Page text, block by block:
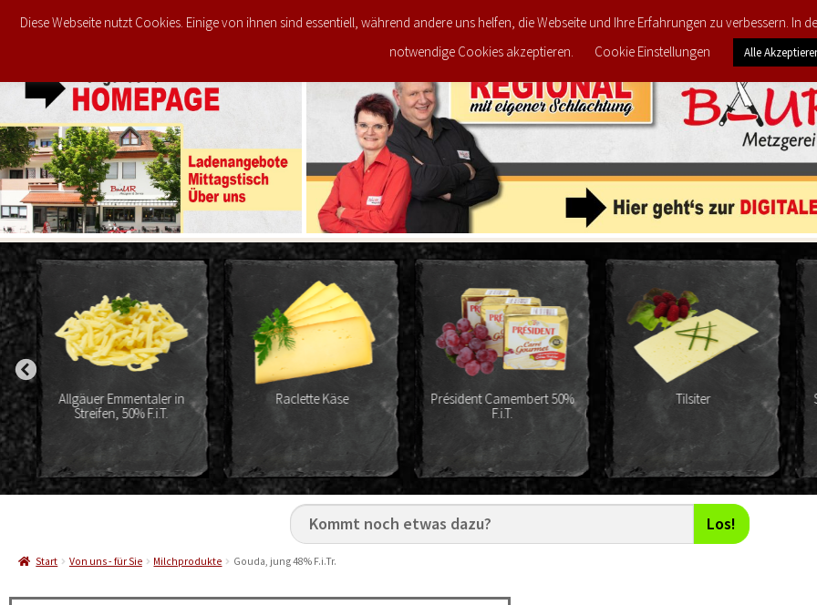
JETZT IM ANGEBOT STARTSEITE FEEDBACK MEINE LIEBLINGS-PRODUKTE
Raclette Käse
Président Camembert 50%
Tilsiter Stilfser Bergkäse 48% F.i.T.
Los!
Start Von uns - für Sie Milchprodukte Gouda, jung 48% F.i.Tr.
Diese Webseite nutzt Cookies. Einige von ihnen sind essentiell, während andere uns helfen, die Webseite und Ihre Erfahrungen zu verbessern.
notwendige Cookies akzeptieren.
Cookie Einstellungen Alle